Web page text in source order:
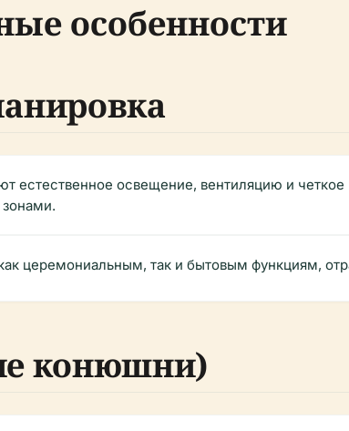
особенности
естественное освещение, вентиляцию и
церемониальным, так и бытовым функциям,
конюшни)